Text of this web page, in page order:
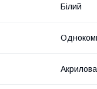
Білий
Акрилова